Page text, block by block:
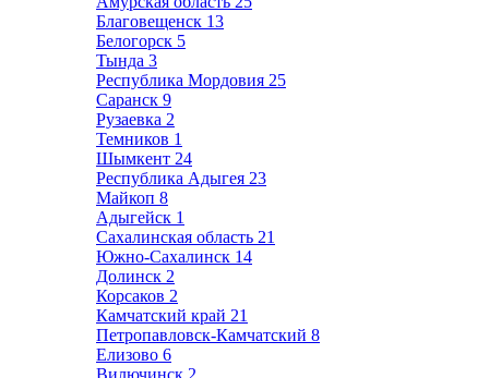
Благовещенск 13
Белогорск 5
Тында 3
Республика Мордовия 25
Саранск 9
Рузаевка 2
Темников 1
Шымкент 24
Республика Адыгея 23
Майкоп 8
Адыгейск 1
Сахалинская область 21
Южно-Сахалинск 14
Долинск 2
Корсаков 2
Камчатский край 21
Петропавловск-Камчатский 8
Елизово 6
Вилючинск 2